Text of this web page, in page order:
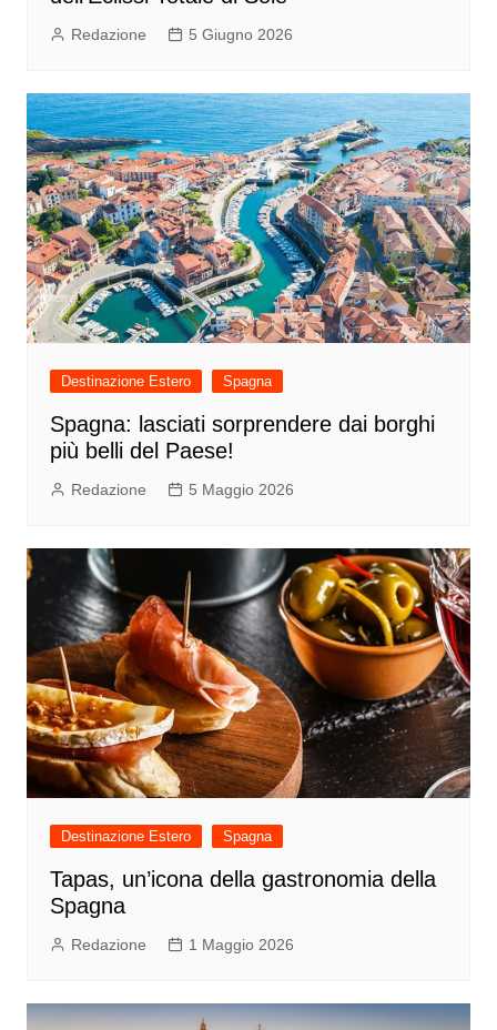
Redazione 5 Giugno 2026
Destinazione Estero Spagna
Spagna: lasciati sorprendere dai borghi
più belli del Paese!
Redazione 5 Maggio 2026
Destinazione Estero Spagna
Tapas, un’icona della gastronomia della
Spagna
Redazione 1 Maggio 2026